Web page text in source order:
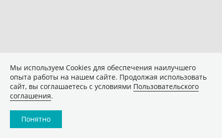
Мы используем Сookies для обеспечения наилучшего
опыта работы на нашем сайте. Продолжая использовать
сайт, вы соглашаетесь с условиями Пользовательского
соглашения.
Понятно